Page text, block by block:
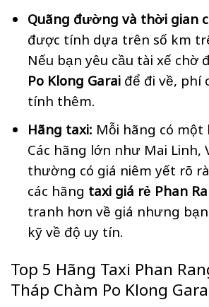
Quãng đường và thời gian
được tính dựa trên số km
Nếu bạn yêu cầu tài xế chờ
Po Klong Garai để đi về, phí
tính thêm.
Hãng taxi: Mỗi hãng có một
Các hãng lớn như Mai Linh,
thường có giá niêm yết rõ
các hãng taxi giá rẻ Phan
tranh hơn về giá nhưng
kỹ về độ uy tín.
Top 5 Hãng Taxi Phan
Tháp Chàm Po Klong